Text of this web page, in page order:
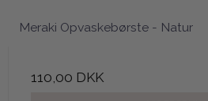
Meraki Opvaskebørste - Natur
110,00 DKK